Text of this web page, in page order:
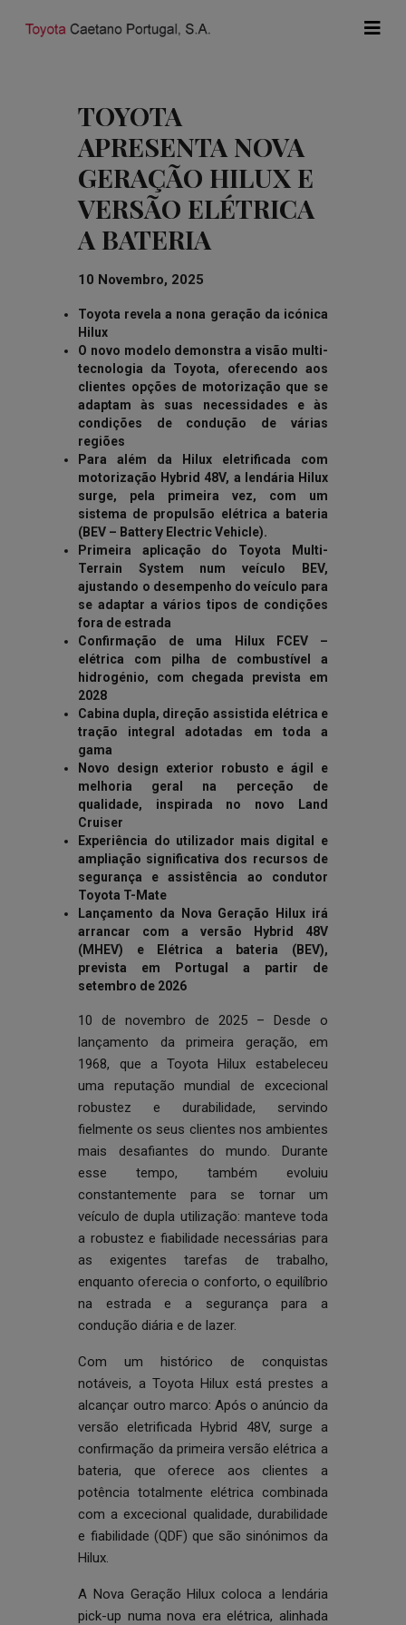
TOYOTA
APRESENTA NOVA
GERAÇÃO HILUX E
VERSÃO ELÉTRICA
A BATERIA
10 Novembro, 2025
Toyota revela a nona geração da icónica
Hilux
O novo modelo demonstra a visão multi-
tecnologia da Toyota, oferecendo aos
clientes opções de motorização que se
adaptam às suas necessidades e às
condições de condução de várias
regiões
Para além da Hilux eletrificada com
motorização Hybrid 48V, a lendária Hilux
surge, pela primeira vez, com um
sistema de propulsão elétrica a bateria
(BEV – Battery Electric Vehicle).
Primeira aplicação do Toyota Multi-
Terrain System num veículo BEV,
ajustando o desempenho do veículo para
se adaptar a vários tipos de condições
fora de estrada
Confirmação de uma Hilux FCEV –
elétrica com pilha de combustível a
hidrogénio, com chegada prevista em
2028
Cabina dupla, direção assistida elétrica e
tração integral adotadas em toda a
gama
Novo design exterior robusto e ágil e
melhoria geral na perceção de
qualidade, inspirada no novo Land
Cruiser
Experiência do utilizador mais digital e
ampliação significativa dos recursos de
segurança e assistência ao condutor
Toyota T-Mate
Lançamento da Nova Geração Hilux irá
arrancar com a versão Hybrid 48V
(MHEV) e Elétrica a bateria (BEV),
prevista em Portugal a partir de
setembro de 2026
10 de novembro de 2025 – Desde o
lançamento da primeira geração, em
1968, que a Toyota Hilux estabeleceu
uma reputação mundial de excecional
robustez e durabilidade, servindo
fielmente os seus clientes nos ambientes
mais desafiantes do mundo. Durante
esse tempo, também evoluiu
constantemente para se tornar um
veículo de dupla utilização: manteve toda
a robustez e fiabilidade necessárias para
as exigentes tarefas de trabalho,
enquanto oferecia o conforto, o equilíbrio
na estrada e a segurança para a
condução diária e de lazer.
Com um histórico de conquistas
notáveis, a Toyota Hilux está prestes a
alcançar outro marco: Após o anúncio da
versão eletrificada Hybrid 48V, surge a
confirmação da primeira versão elétrica a
bateria, que oferece aos clientes a
potência totalmente elétrica combinada
com a excecional qualidade, durabilidade
e fiabilidade (QDF) que são sinónimos da
Hilux.
A Nova Geração Hilux coloca a lendária
pick-up numa nova era elétrica, alinhada